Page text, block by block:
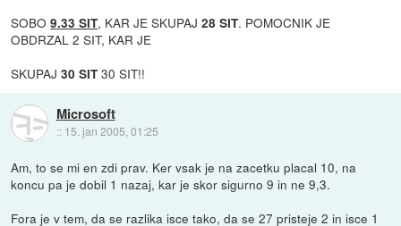
SOBO9.33 SIT, KAR JE SKUPAJ28 SIT. POMOCNIK JE
OBDRZAL 2 SIT, KAR JE
SKUPAJ 30 SIT 30 SIT!!
Microsoft
:: 15. jan 2005, 01:25
Am, to se mi en zdi prav. Ker vsak je na zacetku placal 10, na
koncu pa je dobil 1 nazaj, kar je skor sigurno 9 in ne 9,3.
Fora je v tem, da se razlika isce tako, da se 27 pristeje 2 in isce 1